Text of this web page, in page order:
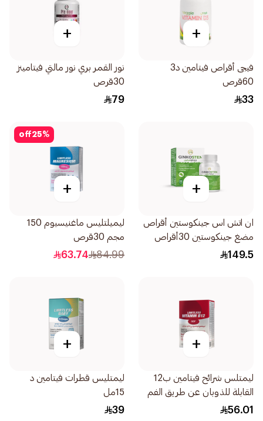
+
فيجى أقراص فيتامين د3
60قرص
33
+
نور القمر بري نور مالتي فيتامينز
30قرص
79
+
ان اتش اس جينكوستين أقراص
مضغ جينكوستين 30أقراص
149.5
25%
off
+
ليميلتليس ماغنيسيوم 150
مجم 30قرص
84.99
63.74
+
ليمتلس شرائح فيتامين ب12
القابلة للذوبان عن طريق الفم
56.01
+
ليمتليس قطرات فيتامين د
15مل
39